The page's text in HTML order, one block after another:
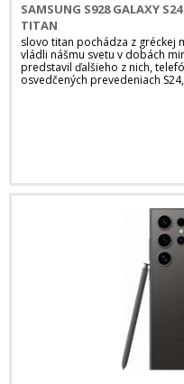
SAMSUNG S928 GALAXY
TITAN
slovo titan pochádza z
vládli nášmu svetu v dobách
predstavil ďalšieho z nich,
osvedčených prevedeniach